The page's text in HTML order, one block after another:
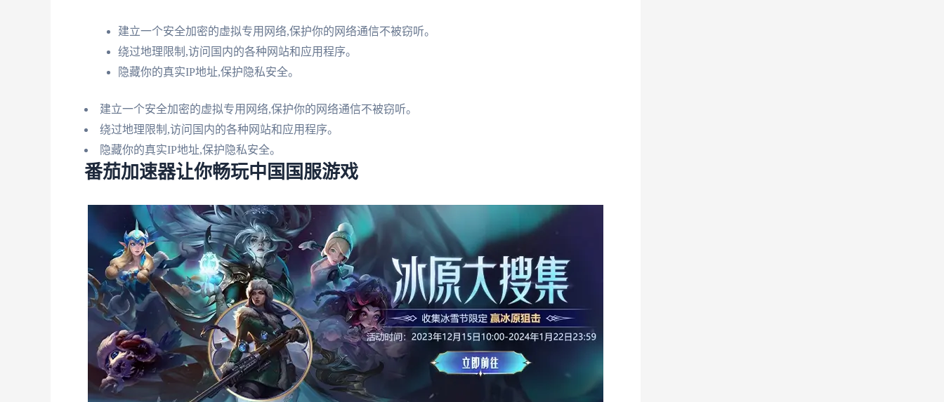
建立一个安全加密的虚拟专用网络,保护你的网络通信不被窃听。
绕过地理限制,访问国内的各种网站和应用程序。
隐藏你的真实IP地址,保护隐私安全。
建立一个安全加密的虚拟专用网络,保护你的网络通信不被窃听。
绕过地理限制,访问国内的各种网站和应用程序。
隐藏你的真实IP地址,保护隐私安全。
番茄加速器让你畅玩中国国服游戏